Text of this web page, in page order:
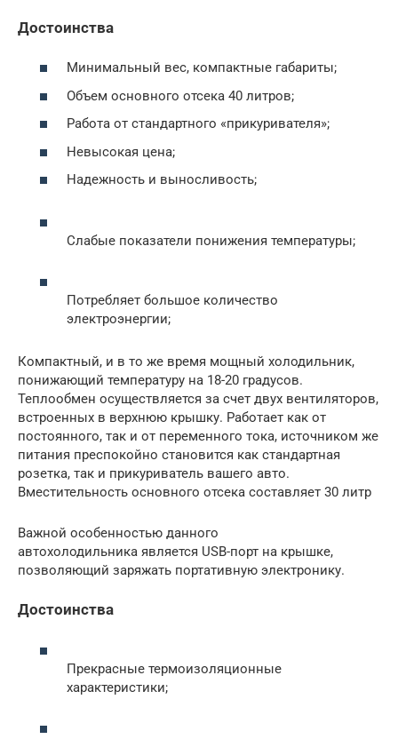
Достоинства
Минимальный вес, компактные габариты;
Объем основного отсека 40 литров;
Работа от стандартного «прикуривателя»;
Невысокая цена;
Надежность и выносливость;
Слабые показатели понижения температуры;
Потребляет большое количество
электроэнергии;
Компактный, и в то же время мощный холодильник,
понижающий температуру на 18-20 градусов.
Теплообмен осуществляется за счет двух вентиляторов,
встроенных в верхнюю крышку. Работает как от
постоянного, так и от переменного тока, источником же
питания преспокойно становится как стандартная
розетка, так и прикуриватель вашего авто.
Вместительность основного отсека составляет 30 литр
Важной особенностью данного
автохолодильника является USB-порт на крышке,
позволяющий заряжать портативную электронику.
Достоинства
Прекрасные термоизоляционные
характеристики;